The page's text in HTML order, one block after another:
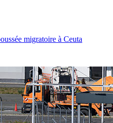
migratoire à Ceuta